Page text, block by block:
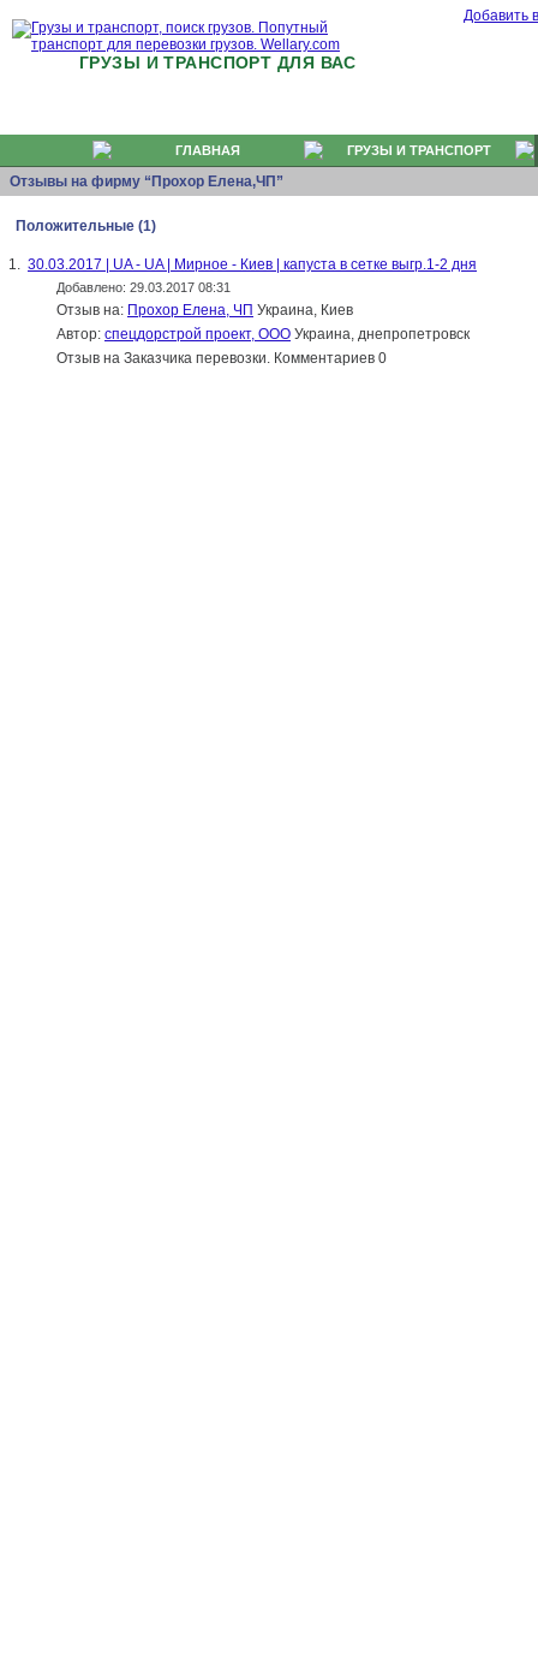
ГРУЗЫ И ТРАНСПОРТ ДЛЯ ВАС
Добавить
ГЛАВНАЯ ГРУЗЫ И ТРАНСПОРТ
Отзывы на фирму “Прохор Елена,ЧП”
Положительные (1)
1. 30.03.2017 | UA - UA | Мирное - Киев | капуста в сетке выгр.1-2 дня
Добавлено: 29.03.2017 08:31
Отзыв на: Прохор Елена, ЧП Украина, Киев
Автор: спецдорстрой проект, ООО Украина, днепропетровск
Отзыв на Заказчика перевозки. Комментариев 0